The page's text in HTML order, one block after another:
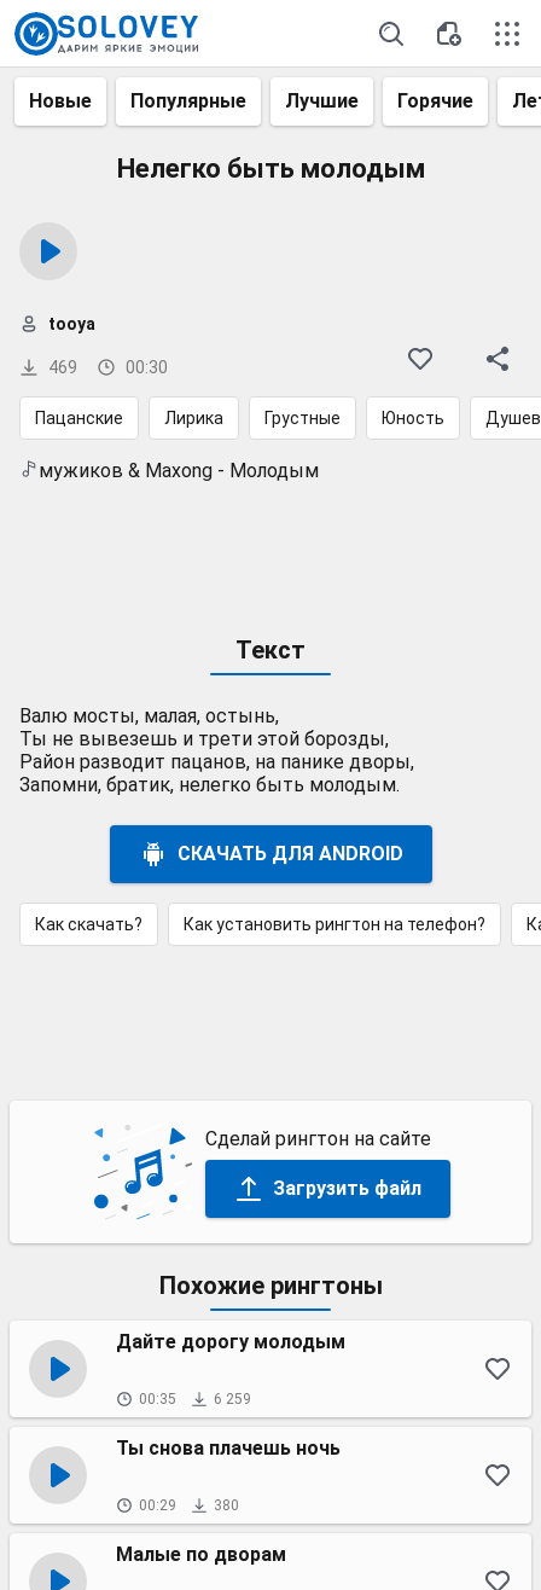
Новые Популярные Лучшие Горячие
Нелегко быть молодым
469 00:30
tooya
Пацанские Лирика Грустные Юность
мужиков & Maxong - Молодым
Текст
Валю мосты, малая, остынь,
Ты не вывезешь и трети этой борозды,
Район разводит пацанов, на панике дворы,
Запомни, братик, нелегко быть молодым.
СКАЧАТЬ ДЛЯ ANDROID
Как скачать? Как установить рингтон на телефон?
Сделай рингтон на сайте
Загрузить файл
Похожие рингтоны
Дайте дорогу молодым
00:35 6 259
Ты снова плачешь ночь
00:29 380
Малые по дворам